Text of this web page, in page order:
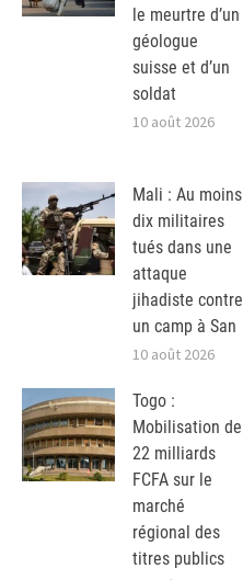
le meurtre d’un
géologue
suisse et d’un
soldat
10 août 2026
Mali : Au moins
dix militaires
tués dans une
attaque
jihadiste contre
un camp à San
10 août 2026
Togo :
Mobilisation de
22 milliards
FCFA sur le
marché
régional des
titres publics